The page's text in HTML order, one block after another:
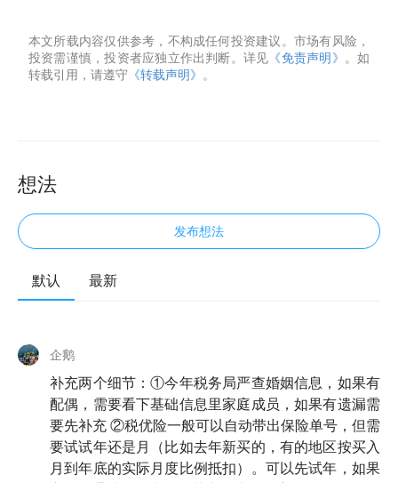
本文所载内容仅供参考，不构成任何投资建议。市场有风险，
投资需谨慎，投资者应独立作出判断。详见 《免责声明》 。如
转载引用，请遵守 《转载声明》 。
想法
发布想法
默认 最新
企鹅
补充两个细节：①今年税务局严查婚姻信息，如果有
配偶，需要看下基础信息里家庭成员，如果有遗漏需
要先补充 ②税优险一般可以自动带出保险单号，但需
要试试年还是月（比如去年新买的，有的地区按买入
月到年底的实际月度比例抵扣）。可以先试年，如果